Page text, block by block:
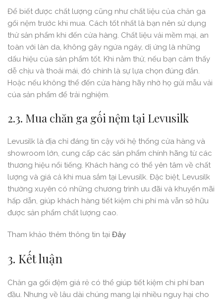
Để biết được chất lượng cũng như chất liệu của chăn ga
gối nệm trước khi mua. Cách tốt nhất là bạn nên sử dụng
thử sản phẩm khi đến cửa hàng. Chất liệu vải mềm mại, an
toàn với làn da, không gây ngứa ngáy, dị ứng là những
dấu hiệu của sản phẩm tốt. Khi nằm thử, nếu bạn cảm thấy
dễ chịu và thoải mái, đó chính là sự lựa chọn đúng đắn.
Hoặc nếu không thể đến cửa hàng hãy nhờ họ gửi mẫu vải
cúa sản phẩm để trải nghiệm.
2.3. Mua chăn ga gối nệm tại Levusilk
Levusilk là địa chỉ đáng tin cậy với hệ thống cửa hàng và
showroom lớn, cung cấp các sản phẩm chính hãng từ các
thương hiệu nổi tiếng. Khách hàng có thể yên tâm về chất
lượng và giá cả khi mua sắm tại Levusilk. Đặc biệt, Levusilk
thường xuyên có những chương trình ưu đãi và khuyến mãi
hấp dẫn, giúp khách hàng tiết kiệm chi phí mà vẫn sở hữu
được sản phẩm chất lượng cao.
Tham khảo thêm thông tin tại Đây
3. Kết luận
Chăn ga gối đệm giá rẻ có thể giúp tiết kiệm chi phí ban
đầu. Nhưng về lâu dài chúng mang lại nhiều nguy hại cho